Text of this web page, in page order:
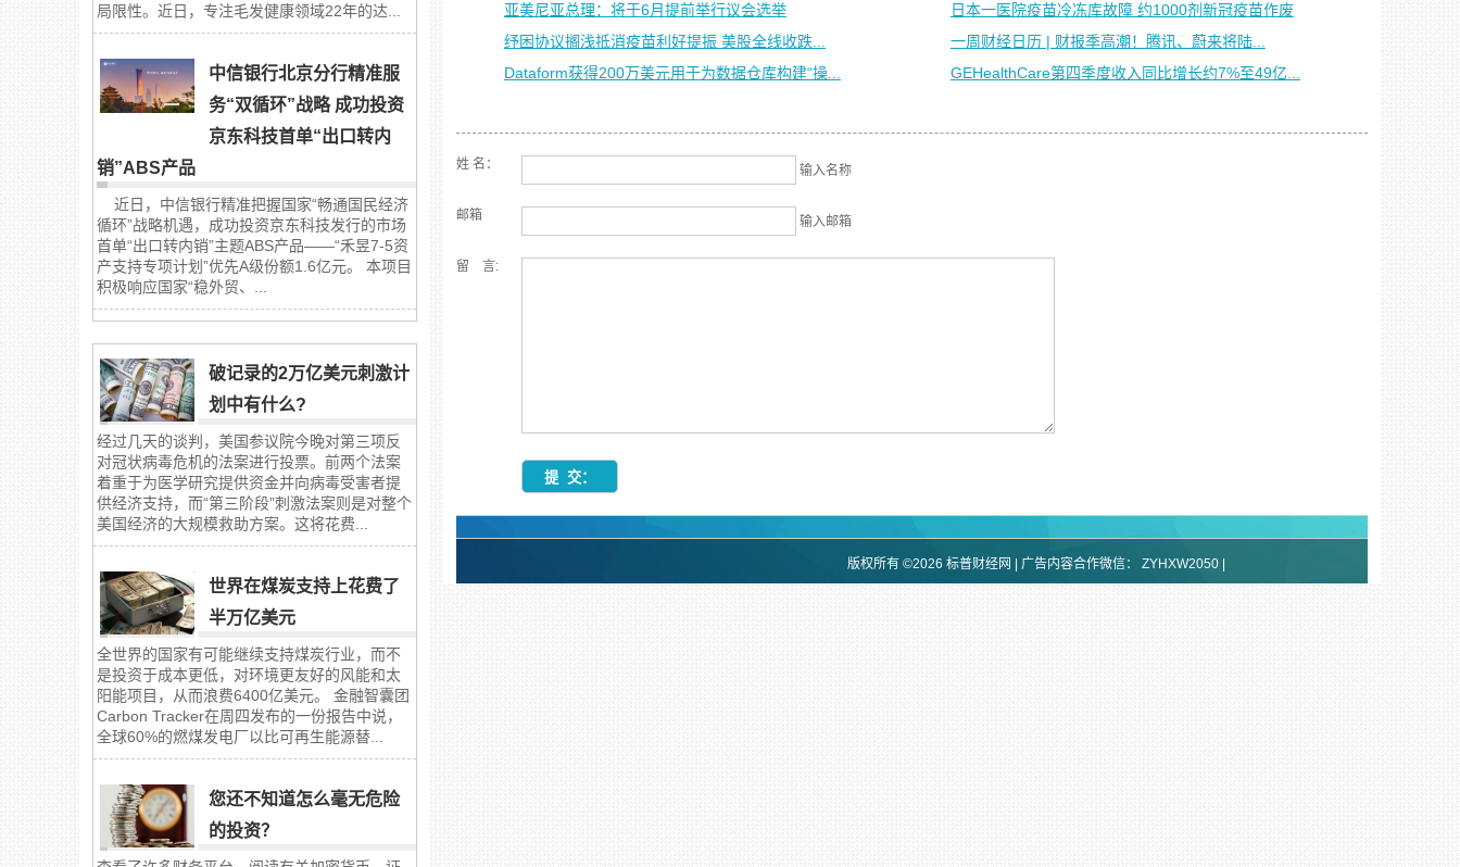
局限性。近日，专注毛发健康领域22年的达...
中信银行北京分行精准服
务“双循环”战略 成功投资
京东科技首单“出口转内
销”ABS产品
近日，中信银行精准把握国家“畅通国民经济
循环”战略机遇，成功投资京东科技发行的市场
首单“出口转内销”主题ABS产品——“禾昱7-5资
产支持专项计划”优先A级份额1.6亿元。 本项目
积极响应国家“稳外贸、...
破记录的2万亿美元刺激计
划中有什么?
经过几天的谈判，美国参议院今晚对第三项反
对冠状病毒危机的法案进行投票。前两个法案
着重于为医学研究提供资金并向病毒受害者提
供经济支持，而“第三阶段”刺激法案则是对整个
美国经济的大规模救助方案。这将花费...
世界在煤炭支持上花费了
半万亿美元
全世界的国家有可能继续支持煤炭行业，而不
是投资于成本更低，对环境更友好的风能和太
阳能项目，从而浪费6400亿美元。 金融智囊团
Carbon Tracker在周四发布的一份报告中说，
全球60%的燃煤发电厂以比可再生能源替...
您还不知道怎么毫无危险
的投资？
亚美尼亚总理：将于6月提前举行议会选举
日本一医院疫苗冷冻库故障 约1000剂新冠疫苗作废
纾困协议搁浅抵消疫苗利好提振 美股全线收跌...
一周财经日历 | 财报季高潮！腾讯、蔚来将陆...
Dataform获得200万美元用于为数据仓库构建“操...
GEHealthCare第四季度收入同比增长约7%至49亿...
姓 名： 输入名称
邮箱 输入邮箱
留 言:
版权所有 ©2026 标普财经网 | 广告内容合作微信：ZYHXW2050